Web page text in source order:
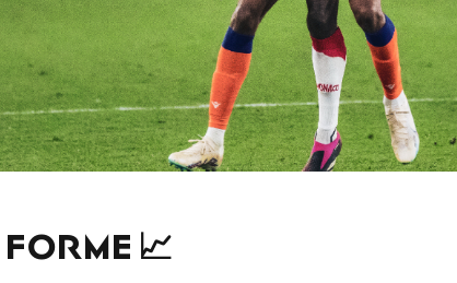
📈